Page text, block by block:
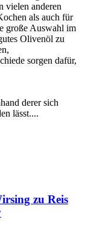
vielen anderen
als auch für
große Auswahl im
Olivenöl zu
sorgen dafür,
derer sich
lässt....
zu Reis